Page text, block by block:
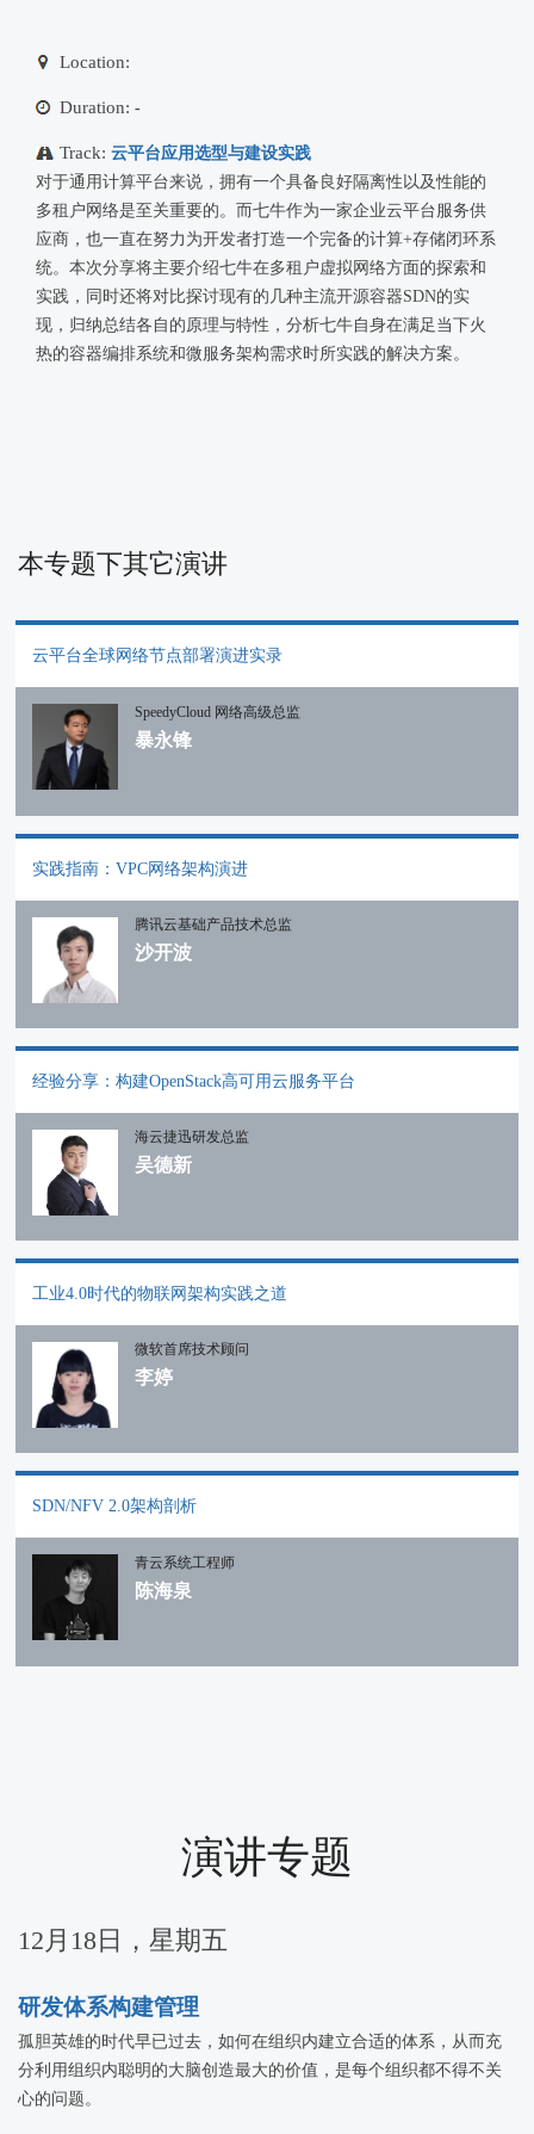
Location:
Duration: -
Track: 云平台应用选型与建设实践
对于通用计算平台来说，拥有一个具备良好隔离性以及性能的
多租户网络是至关重要的。而七牛作为一家企业云平台服务供
应商，也一直在努力为开发者打造一个完备的计算+存储闭环系
统。本次分享将主要介绍七牛在多租户虚拟网络方面的探索和
实践，同时还将对比探讨现有的几种主流开源容器SDN的实
现，归纳总结各自的原理与特性，分析七牛自身在满足当下火
热的容器编排系统和微服务架构需求时所实践的解决方案。
本专题下其它演讲
云平台全球网络节点部署演进实录
SpeedyCloud 网络高级总监
暴永锋
实践指南：VPC网络架构演进
腾讯云基础产品技术总监
沙开波
经验分享：构建OpenStack高可用云服务平台
海云捷迅研发总监
吴德新
工业4.0时代的物联网架构实践之道
微软首席技术顾问
李婷
SDN/NFV 2.0架构剖析
青云系统工程师
陈海泉
演讲专题
12月18日，星期五
研发体系构建管理
孤胆英雄的时代早已过去，如何在组织内建立合适的体系，从而充
分利用组织内聪明的大脑创造最大的价值，是每个组织都不得不关
心的问题。